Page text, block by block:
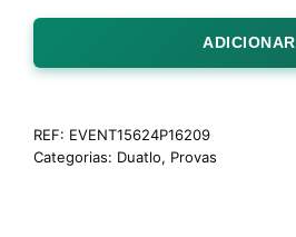
ADICIONAR
REF: EVENT15624P16209
Categorias: Duatlo, Provas